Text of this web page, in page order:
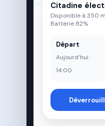
Citadine
Disponible à 350 m
Batterie 82%
Départ
Aujourd’hui ·
14:00